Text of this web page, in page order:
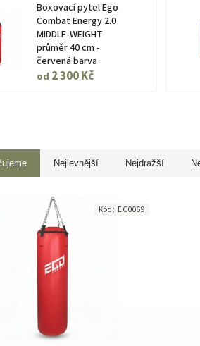
Boxovací pytel Ego
Combat Energy 2.0
MIDDLE-WEIGHT
průměr 40 cm -
červená barva
od 2 300 Kč
Nejlevnější Nejdražší
Kód: EC0069